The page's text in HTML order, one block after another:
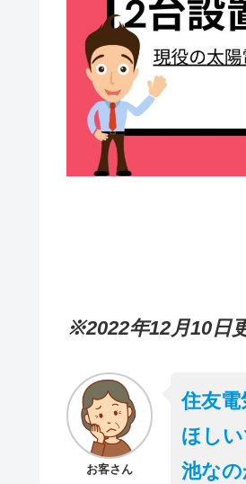
※2022年12月10日
お客さん
住友
ほし
池なの